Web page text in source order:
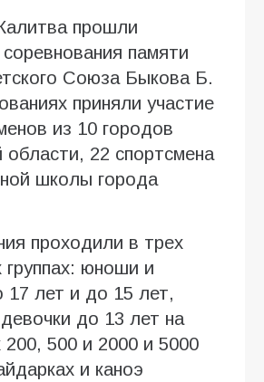
прошли
памяти
Союза Быкова Б.
приняли участие
из 10 городов
области, 22 спортсмена
школы города
проходили в трех
группах: юноши и
17 лет и до 15 лет,
до 13 лет на
200, 500 и 2000 и 5000
и каноэ